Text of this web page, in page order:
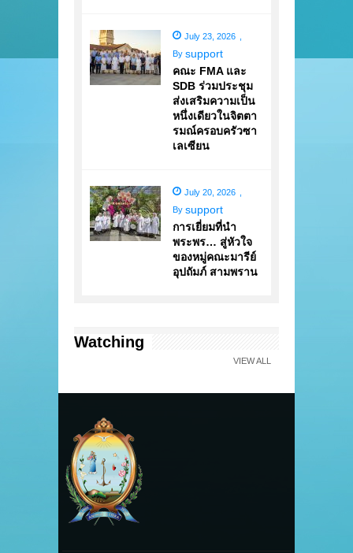
July 23, 2026
By support
คณะ FMA และ
SDB ร่วมประชุม
ส่งเสริมความเป็น
หนึ่งเดียวในจิตตา
รมณ์ครอบครัวซา
เลเซียน
July 20, 2026
By support
การเยี่ยมที่นำ
พระพร… สู่หัวใจ
ของหมู่คณะมารีย์
อุปถัมภ์ สามพราน
Watching
VIEW ALL